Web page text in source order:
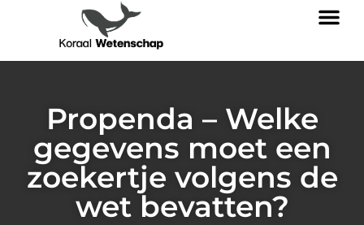
Propenda – Welke
gegevens moet een
zoekertje volgens de
wet bevatten?